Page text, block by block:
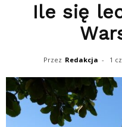
Ile się
Przez Redakcja - 1